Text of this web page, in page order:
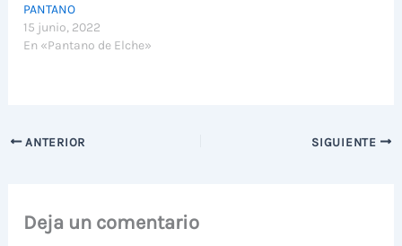
PANTANO
15 junio, 2022
En «Pantano de Elche»
ANTERIOR SIGUIENTE
Deja un comentario